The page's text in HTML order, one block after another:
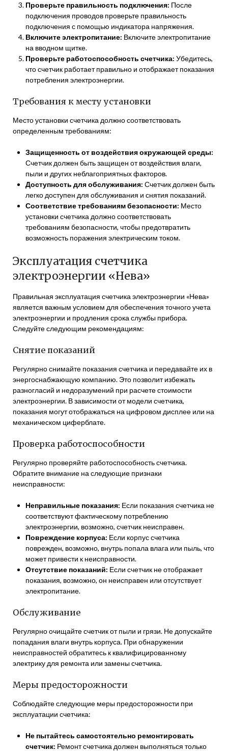
Проверьте правильность подключения: После
подключения проводов проверьте правильность
подключения с помощью индикатора напряжения.
Включите электропитание: Включите электропитание
на вводном щитке.
Проверьте работоспособность счетчика: Убедитесь,
что счетчик работает правильно и отображает показания
потребления электроэнергии.
Требования к месту установки
Место установки счетчика должно соответствовать
определенным требованиям:
Защищенность от воздействия окружающей среды:
Счетчик должен быть защищен от воздействия влаги,
пыли и других неблагоприятных факторов.
Доступность для обслуживания: Счетчик должен быть
легко доступен для обслуживания и снятия показаний.
Соответствие требованиям безопасности: Место
установки счетчика должно соответствовать
требованиям безопасности, чтобы предотвратить
возможность поражения электрическим током.
Эксплуатация счетчика
электроэнергии «Нева»
Правильная эксплуатация счетчика электроэнергии «Нева»
является важным условием для обеспечения точного учета
электроэнергии и продления срока службы прибора.
Следуйте следующим рекомендациям:
Снятие показаний
Регулярно снимайте показания счетчика и передавайте их в
энергоснабжающую компанию. Это позволит избежать
разногласий и недоразумений при расчете стоимости
электроэнергии. В зависимости от модели счетчика,
показания могут отображаться на цифровом дисплее или на
механическом циферблате.
Проверка работоспособности
Регулярно проверяйте работоспособность счетчика.
Обратите внимание на следующие признаки
неисправности:
Неправильные показания: Если показания счетчика не
соответствуют фактическому потреблению
электроэнергии, возможно, счетчик неисправен.
Повреждение корпуса: Если корпус счетчика
поврежден, возможно, внутрь попала влага или пыль, что
может привести к неисправности.
Отсутствие показаний: Если счетчик не отображает
показания, возможно, он неисправен или отсутствует
электропитание.
Обслуживание
Регулярно очищайте счетчик от пыли и грязи. Не допускайте
попадания влаги внутрь корпуса. При обнаружении
неисправностей обратитесь к квалифицированному
электрику для ремонта или замены счетчика.
Меры предосторожности
Соблюдайте следующие меры предосторожности при
эксплуатации счетчика:
Не пытайтесь самостоятельно ремонтировать
счетчик: Ремонт счетчика должен выполняться только